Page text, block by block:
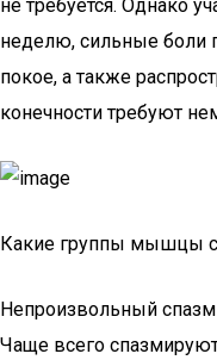
не требуется. Однако
неделю, сильные боли
покое, а также
конечности требуют
Какие группы мышцы
Непроизвольный
Чаще всего